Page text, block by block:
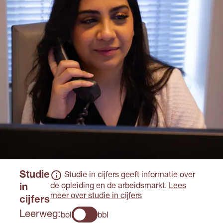
leerbedrijf en krijg je
salaris.
op basis van een
ministeriële regeling.
Kijk altijd op de website
van de school om te
weten hoe de toelating
geregeld is.
Studie
in
cijfers
Studie in cijfers geeft informatie over
de opleiding en de arbeidsmarkt. Lees
meer over studie in cijfers
Leerweg: bol bbl